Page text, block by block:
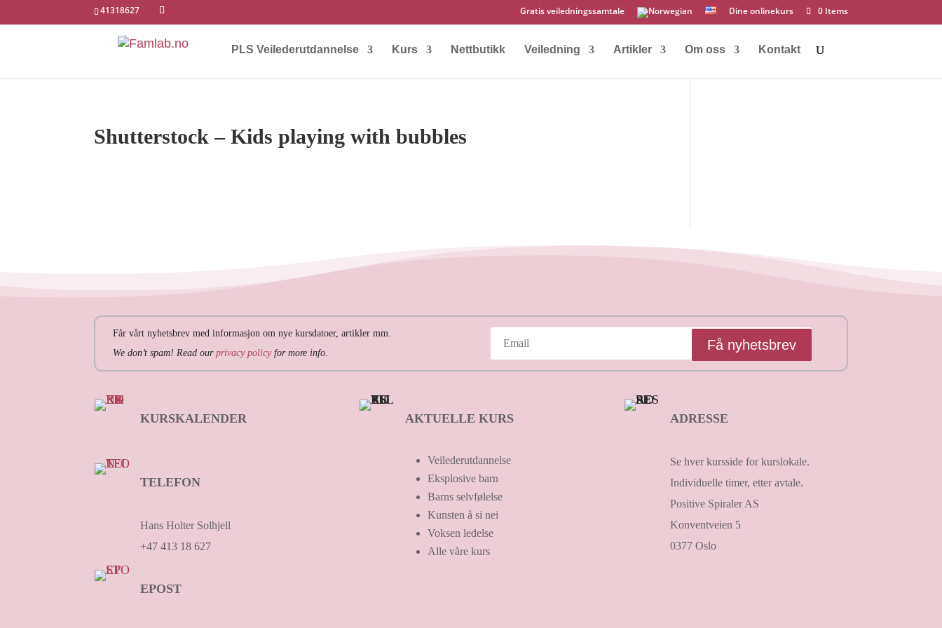
41318627 Gratis veiledningssamtale Dine onlinekurs 0 Items
PLS Veilederutdannelse Kurs Nettbutikk Veiledning Artikler Om oss Kontakt
Shutterstock – Kids playing with bubbles
Får vårt nyhetsbrev med informasjon om nye kursdatoer, artikler mm.
We don’t spam! Read ourprivacy policy for more info.
Få nyhetsbrev
KURSKALENDER
TELEFON
Hans Holter Solhjell
+47 413 18 627
EPOST
AKTUELLE KURS
Veilederutdannelse
Eksplosive barn
Barns selvfølelse
Kunsten å si nei
Voksen ledelse
Alle våre kurs
ADRESSE
Se hver kursside for kurslokale.
Individuelle timer, etter avtale.
Positive Spiraler AS
Konventveien 5
0377 Oslo